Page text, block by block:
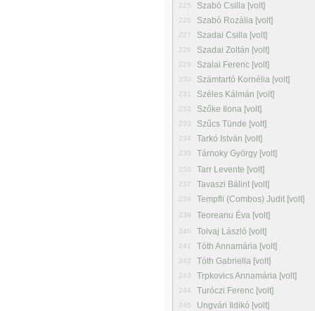
225 Szabó Csilla [volt]
226 Szabó Rozália [volt]
227 Szadai Csilla [volt]
228 Szadai Zoltán [volt]
229 Szalai Ferenc [volt]
230 Számtartó Kornélia [volt]
231 Széles Kálmán [volt]
232 Szőke Ilona [volt]
233 Szűcs Tünde [volt]
234 Tarkó István [volt]
235 Tárnoky György [volt]
236 Tarr Levente [volt]
237 Tavaszi Bálint [volt]
238 Tempfli (Combos) Judit [volt]
239 Teoreanu Éva [volt]
240 Tolvaj László [volt]
241 Tóth Annamária [volt]
242 Tóth Gabriella [volt]
243 Trpkovics Annamária [volt]
244 Turóczi Ferenc [volt]
245 Ungvári Ildikó [volt]